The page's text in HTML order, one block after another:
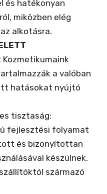
és hatékonyan
miközben elég
alkotásra.
a valóban
hatásokat nyújtó
tisztaság:
fejlesztési folyamat
és bizonyítottan
készülnek,
származó